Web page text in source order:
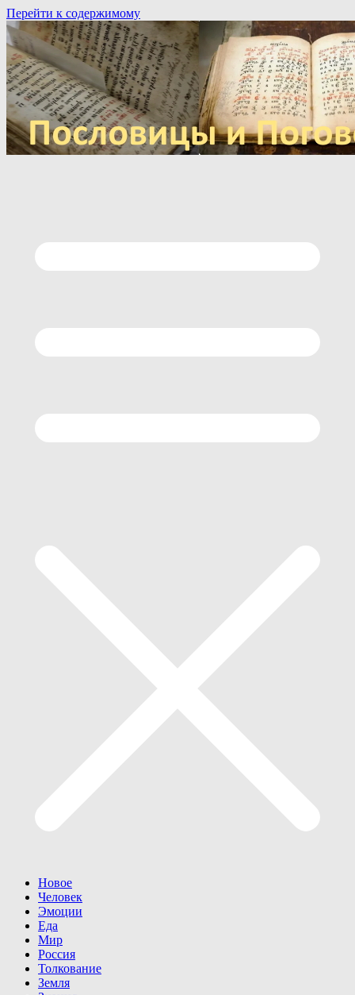
Перейти к содержимому
Новое
Человек
Эмоции
Еда
Мир
Россия
Толкование
Земля